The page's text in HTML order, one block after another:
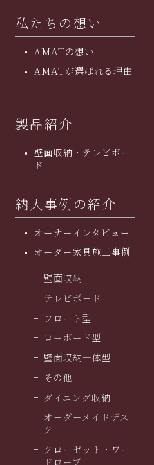
私たちの想い
AMATの想い
AMATが選ばれる理由
製品紹介
壁面収納・テレビボー
ド
納入事例の紹介
オーナーインタビュー
オーダー家具施工事例
壁面収納
テレビボード
フロート型
ローボード型
壁面収納一体型
その他
ダイニング収納
オーダーメイドデス
ク
クローゼット・ワー
ドローブ